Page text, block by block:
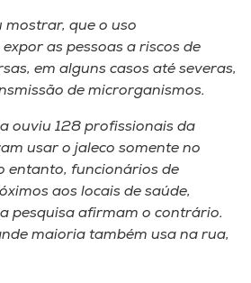
mostrar, que o uso
as pessoas a riscos de
em alguns casos até severas,
de microrganismos.
ouviu 128 profissionais da
usar o jaleco somente no
entanto, funcionários de
aos locais de saúde,
pesquisa afirmam o contrário.
maioria também usa na rua,